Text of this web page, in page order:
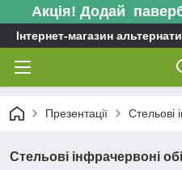
Акція! Додай
Інтернет-магазин
Презентації Стельові
Стельові інфрачервоні